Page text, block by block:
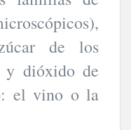
de los
y dióxido de
el vino o la